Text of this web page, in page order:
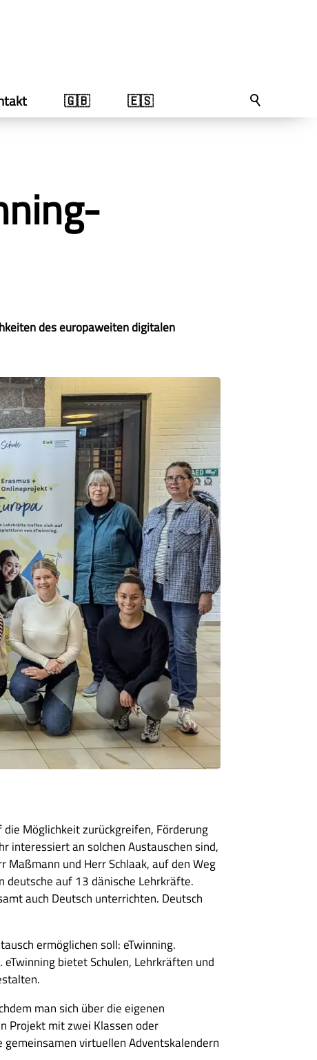
🇬🇧 🇪🇸
des europaweiten digitalen
Möglichkeit zurückgreifen, Förderung
interessiert an solchen Austauschen sind,
Maßmann und Herr Schlaak, auf den Weg
deutsche auf 13 dänische Lehrkräfte.
auch Deutsch unterrichten. Deutsch
ermöglichen soll: eTwinning.
bietet Schulen, Lehrkräften und
man sich über die eigenen
Projekt mit zwei Klassen oder
virtuellen Adventskalendern